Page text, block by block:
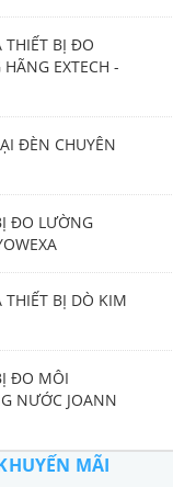
THIẾT BỊ ĐO
EXTECH -
ĐÈN CHUYÊN
ĐO LƯỜNG
THIẾT BỊ DÒ KIM
ĐO MÔI
NƯỚC JOANN
MÃI